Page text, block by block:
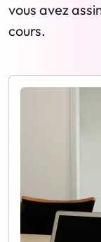
vous avez
cours.